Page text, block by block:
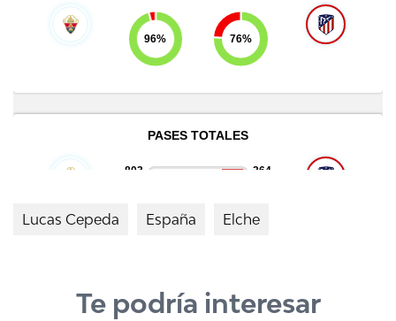
Lucas Cepeda España Elche
Te podría interesar